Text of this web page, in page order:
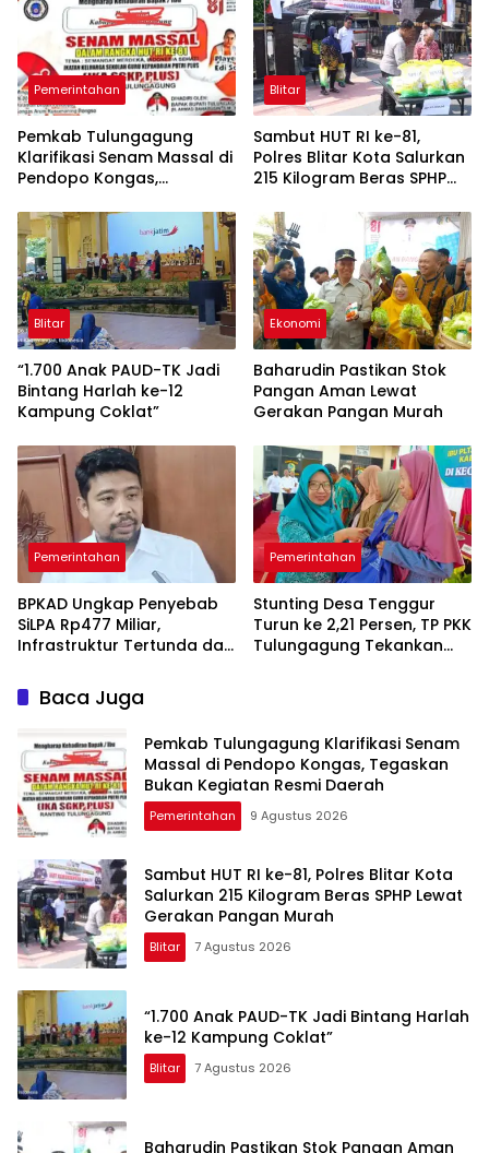
Pemerintahan
Pemkab Tulungagung
Klarifikasi Senam Massal di
Pendopo Kongas,
Resmi Daerah
Blitar
Sambut HUT RI ke-81,
Polres Blitar Kota Salurkan
215 Kilogram Beras SPHP
Murah
Blitar
“1.700 Anak PAUD-TK Jadi
Bintang Harlah ke-12
Kampung Coklat”
Ekonomi
Baharudin Pastikan Stok
Pangan Aman Lewat
Gerakan Pangan Murah
Pemerintahan
BPKAD Ungkap Penyebab
SiLPA Rp477 Miliar,
Infrastruktur Tertunda dan
Pemerintahan
Stunting Desa Tenggur
Turun ke 2,21 Persen, TP PKK
Tulungagung Tekankan
Baca Juga
Pemkab Tulungagung Klarifikasi Senam
Massal di Pendopo Kongas, Tegaskan
Bukan Kegiatan Resmi Daerah
Pemerintahan 9 Agustus 2026
Sambut HUT RI ke-81, Polres Blitar Kota
Salurkan 215 Kilogram Beras SPHP Lewat
Gerakan Pangan Murah
Blitar 7 Agustus 2026
“1.700 Anak PAUD-TK Jadi Bintang Harlah
ke-12 Kampung Coklat”
Blitar 7 Agustus 2026
Baharudin Pastikan Stok Pangan Aman